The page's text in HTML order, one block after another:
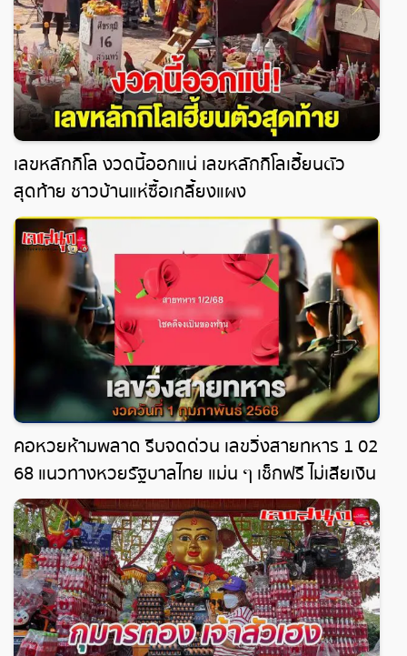
เลขหลักกิโล งวดนี้ออกแน่ เลขหลักกิโลเฮี้ยนตัว
สุดท้าย ชาวบ้านแห่ซื้อเกลี้ยงแผง
คอหวยห้ามพลาด รีบจดด่วน เลขวิ่งสายทหาร 1 02
68 แนวทางหวยรัฐบาลไทย แม่น ๆ เช็กฟรี ไม่เสียเงิน